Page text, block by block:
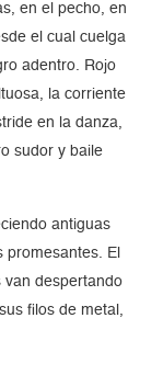
en el pecho, en
el cual cuelga
adentro. Rojo
la corriente
en la danza,
sudor y baile
antiguas
promesantes. El
van despertando
filos de metal,